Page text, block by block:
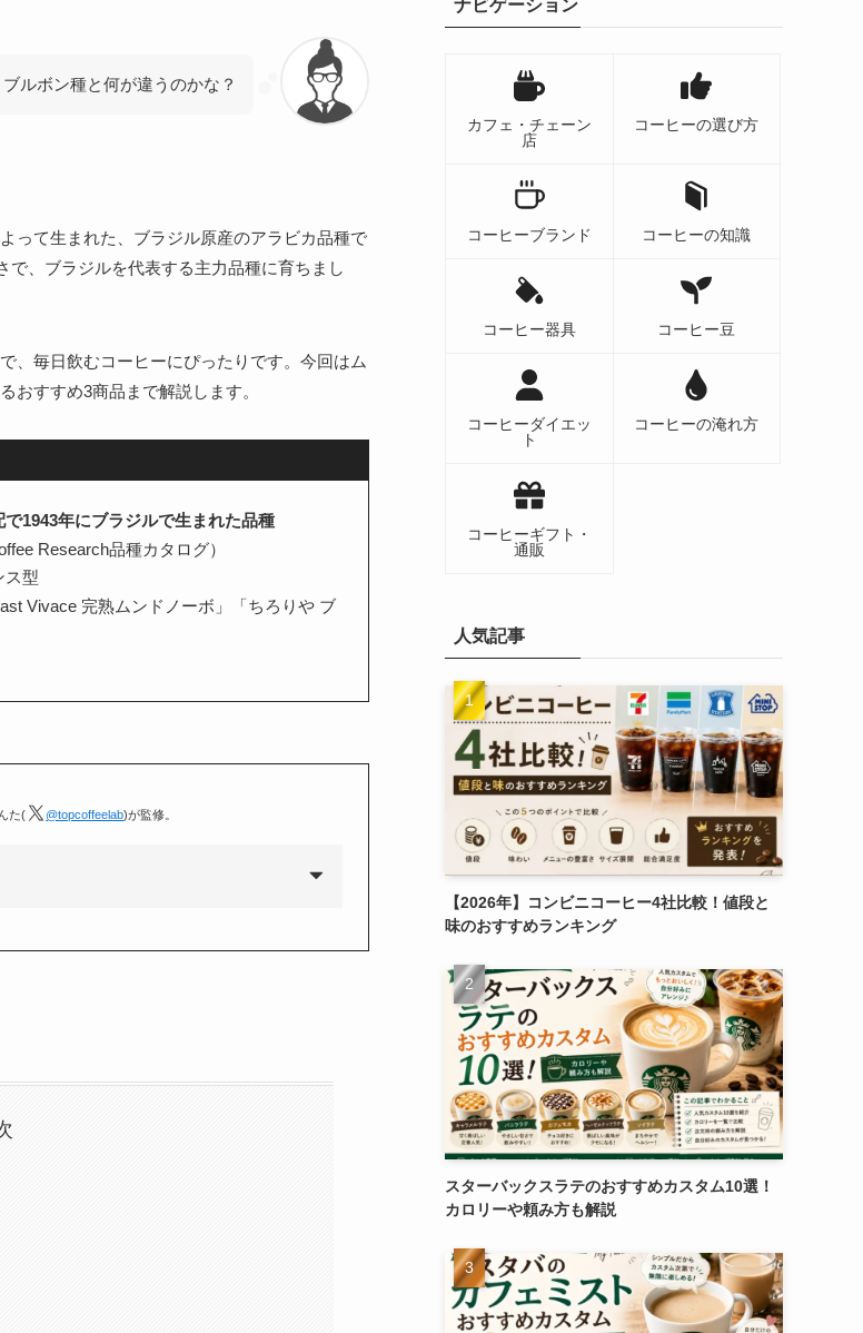
ブルボン種と何が違うのかな？
って生まれた、ブラジル原産のアラビカ品種で
、ブラジルを代表する主力品種に育ちまし
、毎日飲むコーヒーにぴったりです。今回はム
おすすめ3商品まで解説します。
1943年にブラジルで生まれた品種
Research品種カタログ）
ス型
Vivace 完熟ムンドノーボ」「ちろりや ブ
た( @topcoffeelab)が監修。
ナビゲーション
カフェ・チェーン
店
コーヒーの選び方
コーヒーブランド コーヒーの知識
コーヒー器具 コーヒー豆
コーヒーダイエッ
ト
コーヒーの淹れ方
コーヒーギフト・
通販
人気記事
【2026年】コンビニコーヒー4社比較！値段と
味のおすすめランキング
スターバックスラテのおすすめカスタム10選！
カロリーや頼み方も解説